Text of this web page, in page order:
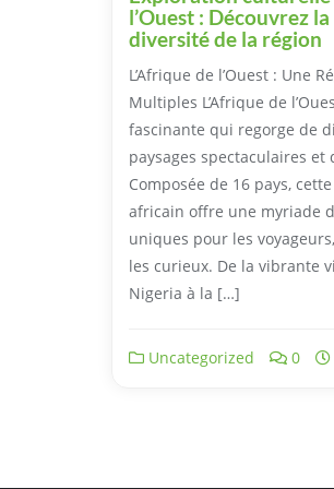
l’Ouest : Découvrez
diversité de la région
L’Afrique de l’Ouest : Une
Multiples L’Afrique de
fascinante qui regorge de
paysages spectaculaires et
Composée de 16 pays,
africain offre une myriade
uniques pour les
les curieux. De la vibrante
Nigeria à la […]
Uncategorized 0